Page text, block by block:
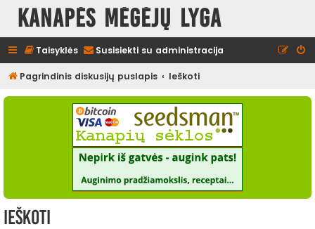
Kanapės mėgėjų lyga
Taisyklės Susisiekti su administracija
Pagrindinis diskusijų puslapis Ieškoti
Ieškoti